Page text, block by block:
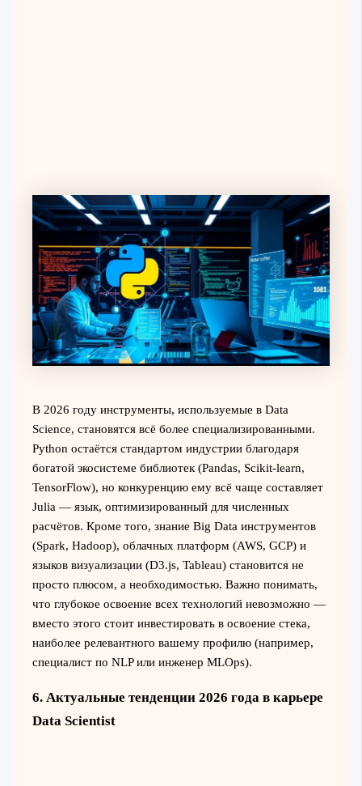
В 2026 году инструменты, используемые в Data
Science, становятся всё более специализированными.
Python остаётся стандартом индустрии благодаря
богатой экосистеме библиотек (Pandas, Scikit-learn,
TensorFlow), но конкуренцию ему всё чаще составляет
Julia — язык, оптимизированный для численных
расчётов. Кроме того, знание Big Data инструментов
(Spark, Hadoop), облачных платформ (AWS, GCP) и
языков визуализации (D3.js, Tableau) становится не
просто плюсом, а необходимостью. Важно понимать,
что глубокое освоение всех технологий невозможно —
вместо этого стоит инвестировать в освоение стека,
наиболее релевантного вашему профилю (например,
специалист по NLP или инженер MLOps).
6. Актуальные тенденции 2026 года в карьере
Data Scientist